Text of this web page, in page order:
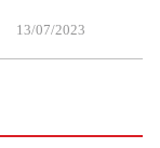
13/07/2023